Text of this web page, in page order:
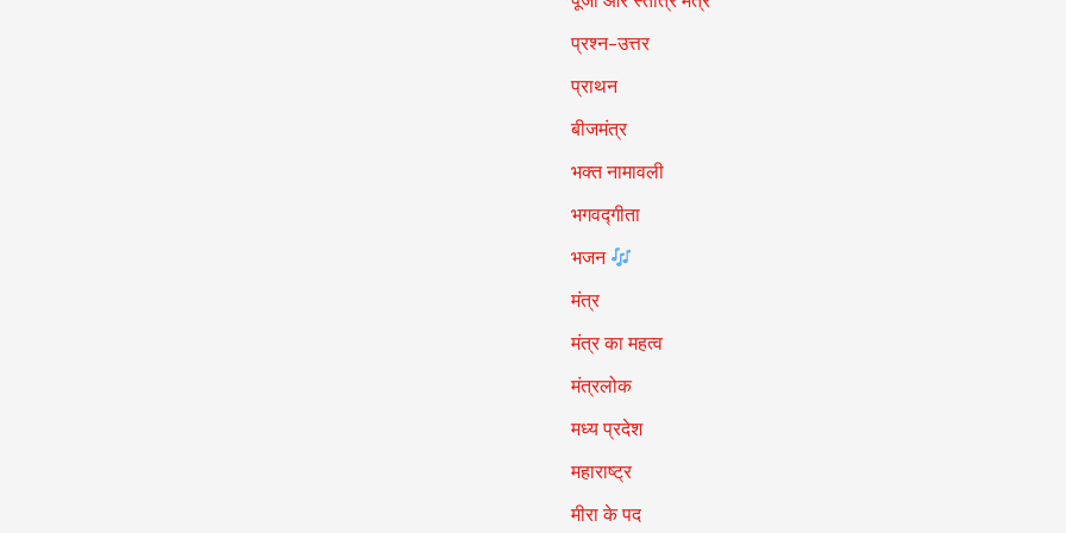
प्रश्न-उत्तर
प्राथन
बीजमंत्र
भक्त नामावली
भगवद्गीता
भजन
मंत्र
मंत्र का महत्व
मंत्रलोक
मध्य प्रदेश
महाराष्ट्र
मीरा के पद